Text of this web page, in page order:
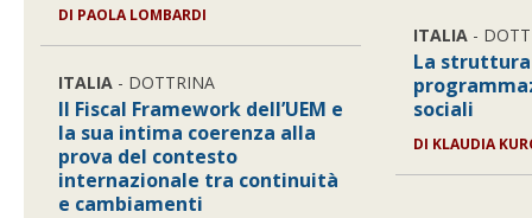
DI PAOLA LOMBARDI
ITALIA - DOTTRINA
Il Fiscal Framework dell’UEM e
la sua intima coerenza alla
prova del contesto
internazionale tra continuità
e cambiamenti
ITALIA -
La
sociali
DI KLAUDIA